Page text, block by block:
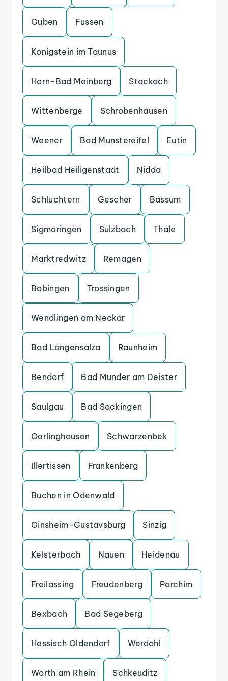
Guben Fussen
Konigstein im Taunus
Horn-Bad Meinberg Stockach
Wittenberge Schrobenhausen
Weener Bad Munstereifel Eutin
Heilbad Heiligenstadt Nidda
Schluchtern Gescher Bassum
Sigmaringen Sulzbach Thale
Marktredwitz Remagen
Bobingen Trossingen
Wendlingen am Neckar
Bad Langensalza Raunheim
Bendorf Bad Munder am Deister
Saulgau Bad Sackingen
Oerlinghausen Schwarzenbek
Illertissen Frankenberg
Buchen in Odenwald
Ginsheim-Gustavsburg Sinzig
Kelsterbach Nauen Heidenau
Freilassing Freudenberg Parchim
Bexbach Bad Segeberg
Hessisch Oldendorf Werdohl
Worth am Rhein Schkeuditz